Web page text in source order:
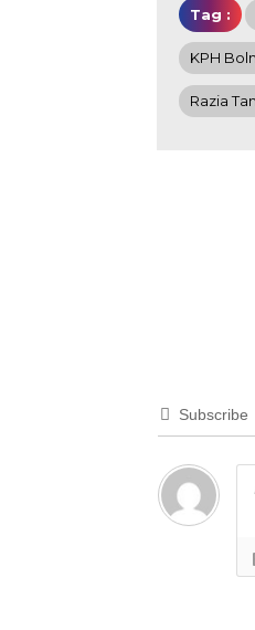
Tag :
KPH
Razia
Subscribe